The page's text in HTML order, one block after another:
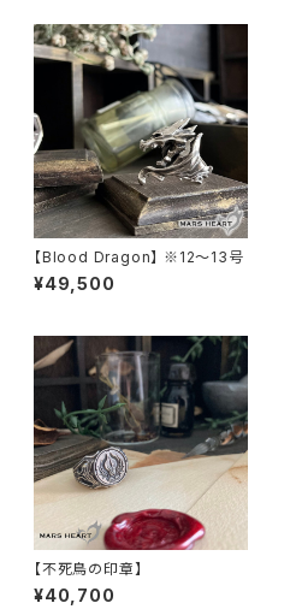
【Blood Dragon】 ※12〜13号
¥49,500
【不死鳥の印章】
¥40,700